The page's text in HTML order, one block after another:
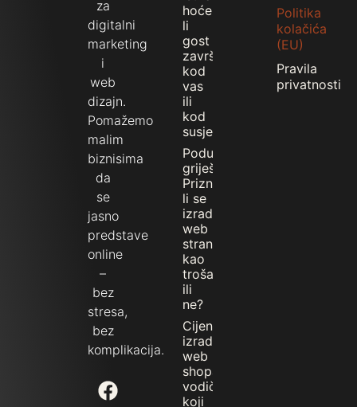
za
digitalni
marketing
i
web
dizajn.
Pomažemo
malim
biznisima
da
se
jasno
predstave
online
–
bez
stresa,
bez
komplikacija.
hoće
li
gost
završiti
kod
vas
ili
kod
susjeda
Poduzetnici
griješe!
Priznaje
li se
izrada
web
stranice
kao
trošak
ili
ne?
Cijena
izrade
web
shopa:
vodič
koji
Politika
kolačića
(EU)
Pravila
privatnosti